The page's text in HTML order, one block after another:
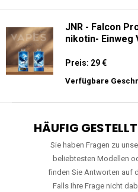
JNR - Falcon
nikotin- Einweg
Preis: 29 €
Verfügbare
HÄUFIG
Sie haben Fragen zu
beliebtesten Modellen
finden Sie Antworten auf
Falls Ihre Frage nicht